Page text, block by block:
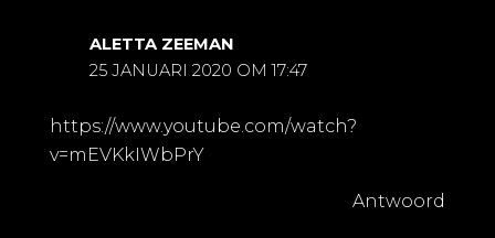
ALETTA ZEEMAN
25 JANUARI 2020 OM 17:47
https://www.youtube.com/watch?
v=mEVKkIWbPrY
Antwoord